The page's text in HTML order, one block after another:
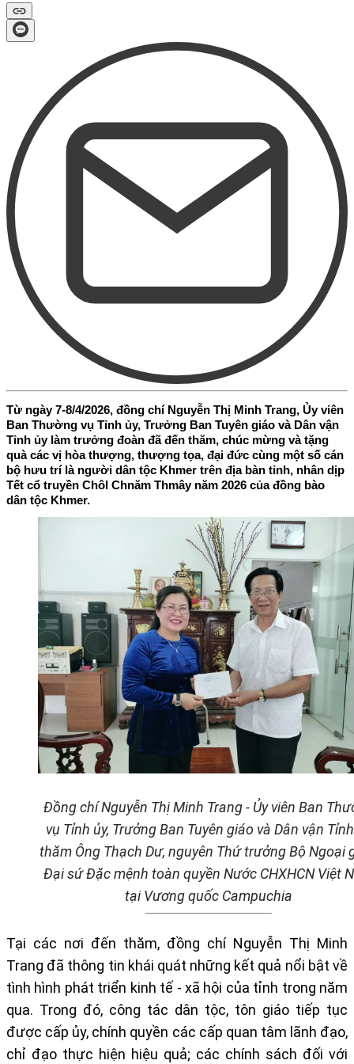
Từ ngày 7-8/4/2026, đồng chí Nguyễn Thị Minh Trang, Ủy viên
Ban Thường vụ Tỉnh ủy, Trưởng Ban Tuyên giáo và Dân vận
Tỉnh ủy làm trưởng đoàn đã đến thăm, chúc mừng và tặng
quà các vị hòa thượng, thượng tọa, đại đức cùng một số cán
bộ hưu trí là người dân tộc Khmer trên địa bàn tỉnh, nhân dịp
Tết cổ truyền Chôl Chnăm Thmây năm 2026 của đồng bào
dân tộc Khmer.
Đồng chí Nguyễn Thị Minh Trang - Ủy viên Ban
vụ Tỉnh ủy, Trưởng Ban Tuyên giáo và Dân vận
thăm Ông Thạch Dư, nguyên Thứ trưởng Bộ Ngoại
Đại sứ Đặc mệnh toàn quyền Nước CHXHCN Việt
tại Vương quốc Campuchia
Tại các nơi đến thăm, đồng chí Nguyễn Thị Minh
Trang đã thông tin khái quát những kết quả nổi bật về
tình hình phát triển kinh tế - xã hội của tỉnh trong năm
qua. Trong đó, công tác dân tộc, tôn giáo tiếp tục
được cấp ủy, chính quyền các cấp quan tâm lãnh đạo,
chỉ đạo thực hiện hiệu quả; các chính sách đối với